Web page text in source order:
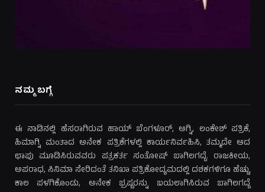
ನಮ್ಮ ಬಗ್ಗೆ
ಈ ನಾಡಿನಲ್ಲಿ ಹೆಸರಾಗಿರುವ ಹಾಯ್ ಬೆಂಗಳೂರ್, ಅಗ್ನಿ, ಲಂಕೇಶ್ ಪತ್ರಿಕೆ,
ಹಿಮಾಗ್ನಿ ಮಂತಾದ ಅನೇಕ ಪತ್ರಿಕೆಗಳಲ್ಲಿ ಕಾರ್ಯನಿರ್ವಹಿಸಿ, ತಮ್ಮದೇ ಆದ
ಛಾಪು ಮೂಡಿಸಿರುವವರು ಪತ್ರಕರ್ತ ಸಂತೋಷ್ ಬಾಗಿಲಗದ್ದೆ. ರಾಜಕೀಯ,
ಅಪರಾಧ, ಸಿನಿಮಾ ಸೇರಿದಂತೆ ತನಿಖಾ ಪತ್ರಿಕೋದ್ಯಮದಲ್ಲಿ ದಶಕಗಳಿಗೂ ಹೆಚ್ಚು
ಕಾಲ ಪಳಗಿಕೊಂಡು, ಅನೇಕ ಭ್ರಷ್ಟರನ್ನು ಬಯಲಾಗಿಸಿರುವ ಬಾಗಿಲಗದ್ದೆ